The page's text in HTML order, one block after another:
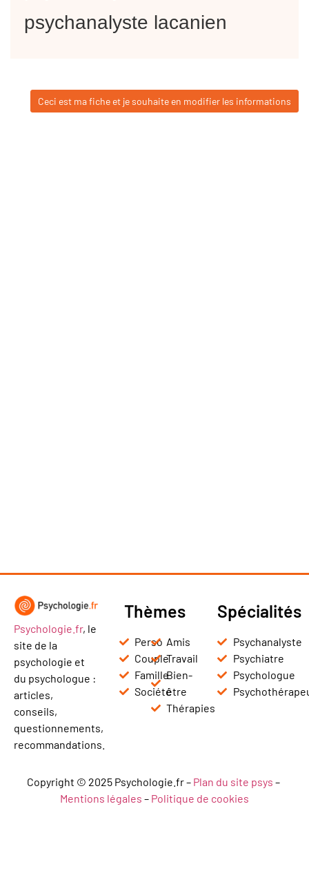
psychanalyste lacanien
Ceci est ma fiche et je souhaite en modifier les informations
Psychologie.fr, le
site de la
psychologie et
du psychologue :
articles,
conseils,
questionnements,
recommandations.
Thèmes
Perso
Couple
Famille
Société
Amis
Travail
Bien-
être
Thérapies
Spécialités
Psychanalyste
Psychiatre
Psychologue
Copyright © 2025 Psychologie.fr – Plan du site psys –
Mentions légales – Politique de cookies